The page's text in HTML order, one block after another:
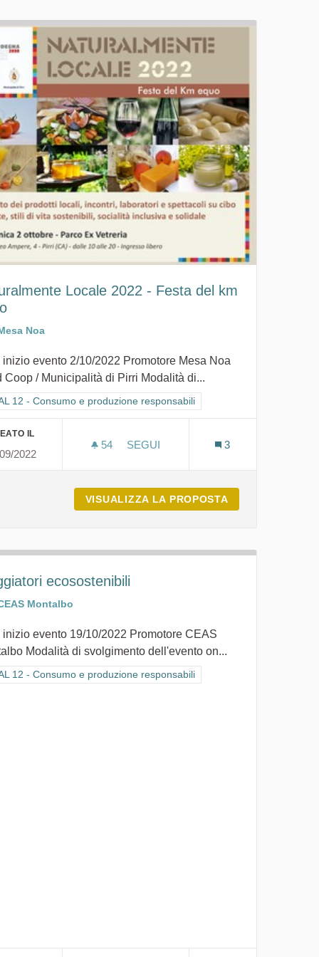
DI CAGLIARI
DELLA CITTÀ METROPOLITANA DI CAGLIARI
Locale 2022 - Festa del km
Noa
inizio evento 2/10/2022 Promotore Mesa Noa
Coop / Municipalità di Pirri Modalità di...
i risultati per categoria: GOAL 12 - Consumo e produzione
12 - Consumo e produzione responsabili
IL
2022
54 54 SOSTENITORI
SEGUI
3
VISUALIZZA LA PROPOSTA
ecosostenibili
Montalbo
inizio evento 19/10/2022 Promotore CEAS
Modalità di svolgimento dell'evento on...
i risultati per categoria: GOAL 12 - Consumo e produzione
12 - Consumo e produzione responsabili